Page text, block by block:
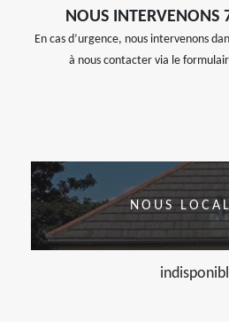
NOUS
En cas d’urgence, nous intervenons
à nous contacter via le
NOUS